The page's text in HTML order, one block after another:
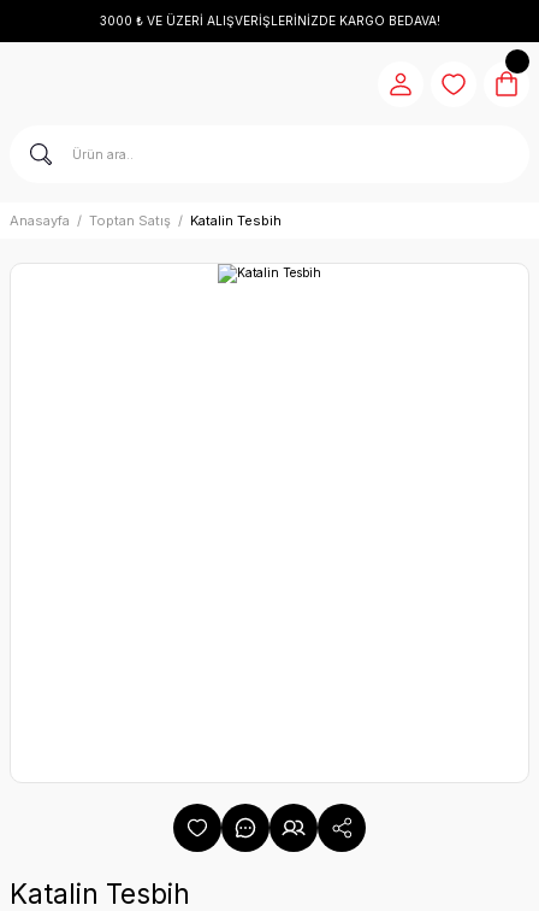
3000 ₺ VE ÜZERİ ALIŞVERİŞLERİNİZDE KARGO BEDAVA!
Anasayfa Toptan Satış Katalin Tesbih
Katalin Tesbih